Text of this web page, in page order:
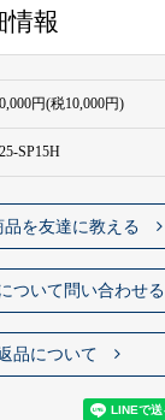
情報
円(税10,000円)
SP15H
品を友達に教える
ついて問い合わせる
品について